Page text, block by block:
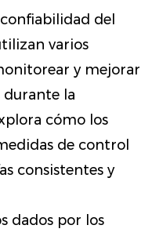
del
varios
y mejorar
durante la
cómo los
de control
consistentes y
dados por los